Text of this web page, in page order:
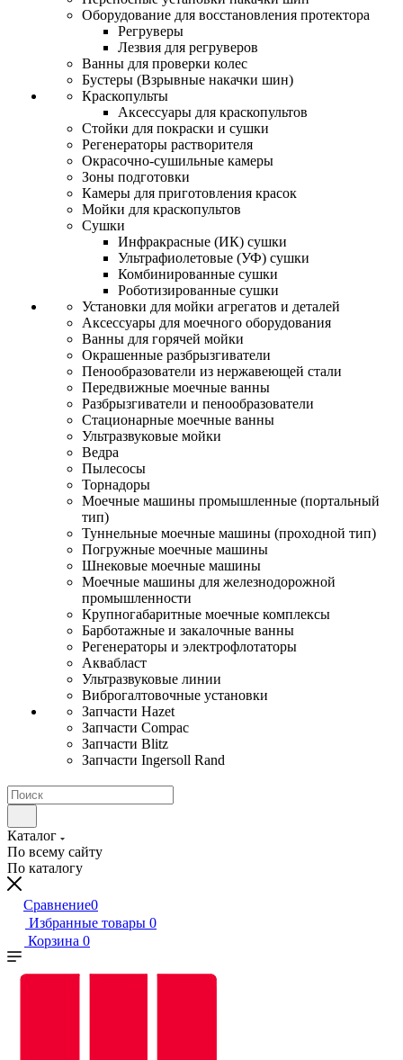
Оборудование для восстановления протектора
Регруверы
Лезвия для регруверов
Ванны для проверки колес
Бустеры (Взрывные накачки шин)
Краскопульты
Аксессуары для краскопультов
Стойки для покраски и сушки
Регенераторы растворителя
Окрасочно-сушильные камеры
Зоны подготовки
Камеры для приготовления красок
Мойки для краскопультов
Сушки
Инфракрасные (ИК) сушки
Ультрафиолетовые (УФ) сушки
Комбинированные сушки
Роботизированные сушки
Установки для мойки агрегатов и деталей
Аксессуары для моечного оборудования
Ванны для горячей мойки
Окрашенные разбрызгиватели
Пенообразователи из нержавеющей стали
Передвижные моечные ванны
Разбрызгиватели и пенообразователи
Стационарные моечные ванны
Ультразвуковые мойки
Ведра
Пылесосы
Торнадоры
Моечные машины промышленные (портальный
тип)
Туннельные моечные машины (проходной тип)
Погружные моечные машины
Шнековые моечные машины
Моечные машины для железнодорожной
промышленности
Крупногабаритные моечные комплексы
Барботажные и закалочные ванны
Регенераторы и электрофлотаторы
Аквабласт
Ультразвуковые линии
Виброгалтовочные установки
Запчасти Hazet
Запчасти Compac
Запчасти Blitz
Запчасти Ingersoll Rand
Каталог
По всему сайту
По каталогу
Сравнение0
Избранные товары 0
Корзина 0